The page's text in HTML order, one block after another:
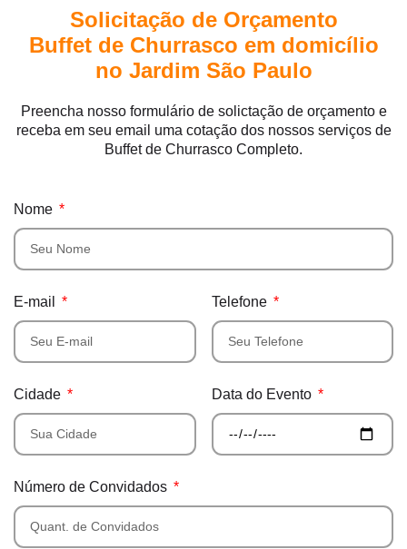
Solicitação de Orçamento
Buffet de Churrasco em domicílio
no Jardim São Paulo
Preencha nosso formulário de solictação de orçamento e
receba em seu email uma cotação dos nossos serviços de
Buffet de Churrasco Completo.
Nome
E-mail Telefone
Cidade Data do Evento
Número de Convidados